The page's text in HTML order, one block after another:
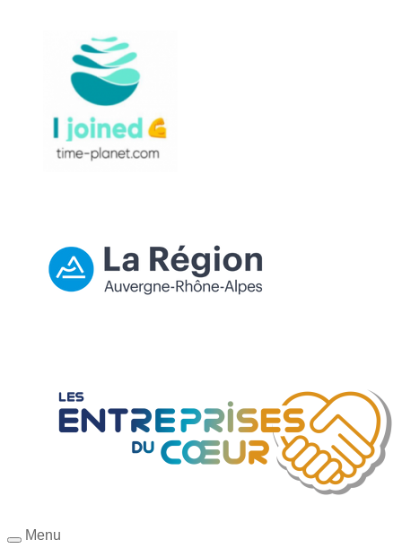
Menu